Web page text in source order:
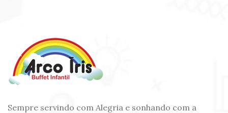
Sempre servindo com Alegria e sonhando com a